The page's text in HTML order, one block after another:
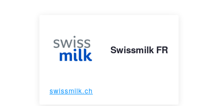
Swissmilk FR
swissmilk.ch